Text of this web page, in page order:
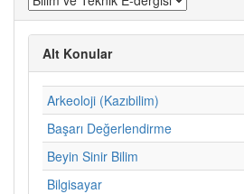
Alt Konular
Arkeoloji (Kazıbilim)
Başarı Değerlendirme
Beyin Sinir Bilim
Bilgisayar